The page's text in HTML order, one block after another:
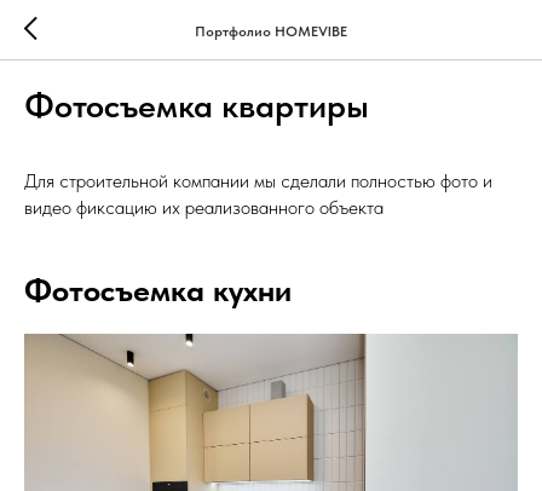
Портфолио HOMEVIBE
Фотосъемка квартиры
Для строительной компании мы сделали полностью фото и
видео фиксацию их реализованного объекта
Фотосъемка кухни